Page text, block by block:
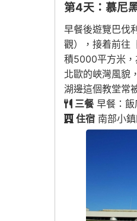
第4天：慕尼
早餐後遊覽巴伐
觀），接着前往
積5000平方米，
北歐的峽灣風貌
湖邊這個教堂常
三餐早餐：飯
住宿 南部小